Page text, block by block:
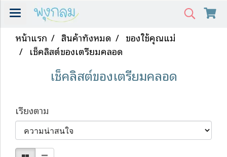
หน้าแรก สินค้าทั้งหมด
ของใช้คุณแม่
เช็คลิสต์ของเตรียมคลอด
เช็คลิสต์ของเตรียมคลอด
เรียงตาม